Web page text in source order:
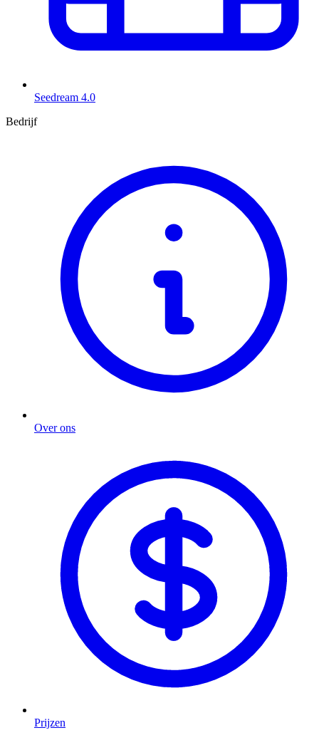
Seedream 4.0
Bedrijf
Over ons
Prijzen